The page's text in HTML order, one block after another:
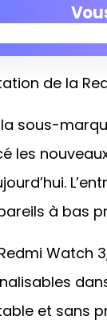
de la
la sous-
les
à bas
Watch
et sans